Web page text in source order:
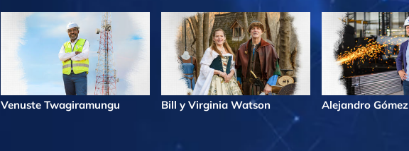
Venuste Twagiramungu Bill y Virginia Watson Alejandro Gómez